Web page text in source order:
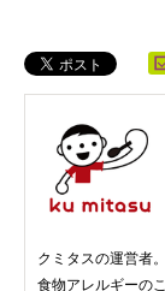
クミタスの運営者。
食物アレルギーの